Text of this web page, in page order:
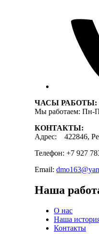
ЧАСЫ РАБОТЫ:
Мы работаем: Пн-
КОНТАКТЫ:
Адрес: 422846,
Телефон: +7 927
Email:
Наша
О нас
Наша
Контакты